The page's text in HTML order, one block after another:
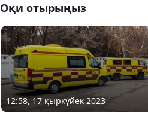
Оқи отырыңыз
12:58, 17 қыркүйек 2023